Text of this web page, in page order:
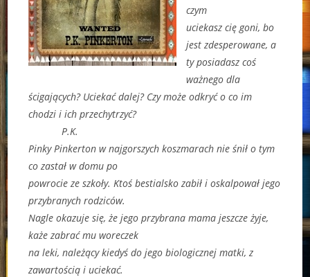
czym
uciekasz cię goni, bo
jest zdesperowane, a
ty posiadasz coś
ważnego dla
ścigających? Uciekać dalej? Czy może odkryć o co im
chodzi i ich przechytrzyć?
P.K.
Pinky Pinkerton w najgorszych koszmarach nie śnił o tym
co zastał w domu po
powrocie ze szkoły. Ktoś bestialsko zabił i oskalpował jego
przybranych rodziców.
Nagle okazuje się, że jego przybrana mama jeszcze żyje,
każe zabrać mu woreczek
na leki, należący kiedyś do jego biologicznej matki, z
zawartością i uciekać.